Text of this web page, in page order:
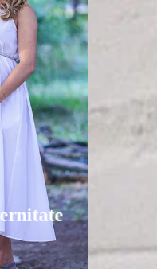
si
unui
si
lor in
de